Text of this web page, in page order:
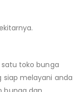
satu toko bunga
siap melayani anda